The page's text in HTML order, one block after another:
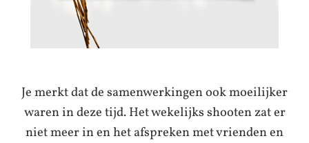
Je merkt dat de samenwerkingen ook moeilijker
waren in deze tijd. Het wekelijks shooten zat er
niet meer in en het afspreken met vrienden en